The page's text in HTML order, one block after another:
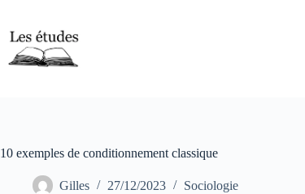
contenu
10 exemples de conditionnement classique
Gilles 27/12/2023 Sociologie